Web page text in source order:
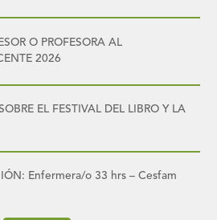
O PROFESORA AL
2026
EL FESTIVAL DEL LIBRO Y LA
Enfermera/o 33 hrs – Cesfam